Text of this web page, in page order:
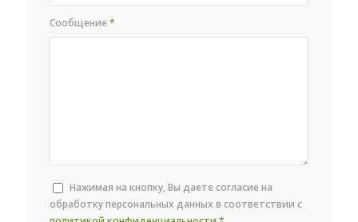
Сообщение*
Нажимая на кнопку, Вы даете согласие на
обработку персональных данных в соответствии с